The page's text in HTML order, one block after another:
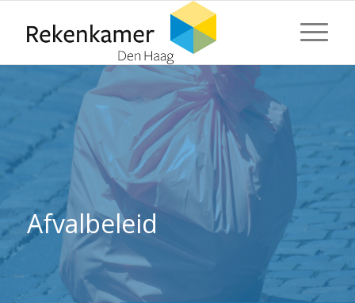
⬇ Blok overslaan
⬇ Blok overslaan
Afvalbeleid